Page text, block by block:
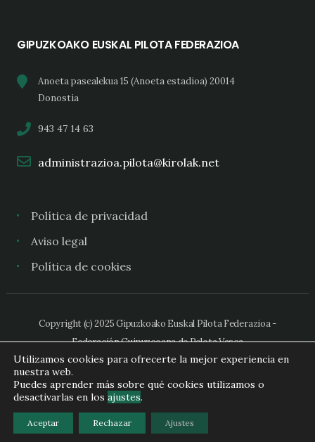
GIPUZKOAKO EUSKAL PILOTA FEDERAZIOA
Anoeta pasealekua 15 (Anoeta estadioa) 20014
Donostia
943 47 14 63
administrazioa.pilota@kirolak.net
Política de privacidad
Aviso legal
Política de cookies
Copyright (c) 2025 Gipuzkoako Euskal Pilota Federazioa -
Federación Guipuzcoana de Pelota Vasca
Utilizamos cookies para ofrecerte la mejor experiencia en
nuestra web.
Puedes aprender más sobre qué cookies utilizamos o
desactivarlas en los ajustes.
Aceptar Rechazar Ajustes